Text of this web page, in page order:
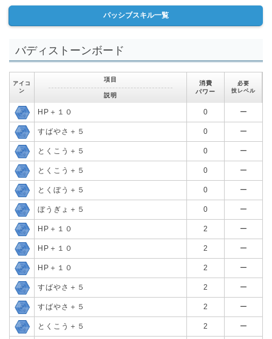
パッシブスキル一覧
バディストーンボード
アイコ
ン
項目
説明
消費
パワー
必要
技レベル
HP＋１０ 0 ー
すばやさ＋５ 0 ー
とくこう＋５ 0 ー
とくこう＋５ 0 ー
とくぼう＋５ 0 ー
ぼうぎょ＋５ 0 ー
HP＋１０ 2 ー
HP＋１０ 2 ー
HP＋１０ 2 ー
すばやさ＋５ 2 ー
すばやさ＋５ 2 ー
とくこう＋５ 2 ー